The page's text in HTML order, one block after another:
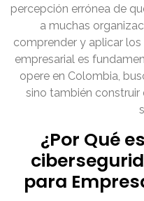
percepción errónea de
a muchas
comprender y aplicar
empresarial es
opere en Colombia,
sino también
¿Por Qué
para